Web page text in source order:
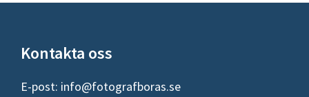
Footer
Kontakta oss
E-post: info@fotografboras.se